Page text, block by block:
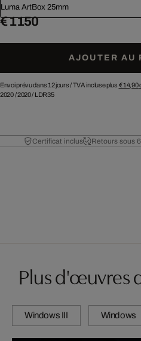
Luma ArtBox 25mm
€ 1 150
AJOUTER AU
Envoi prévu dans 12 jours /TVA incluse plus € 14,90
2020/2020/ LDR35
Certificat inclus Retours sous
Plus d'œuvres
Windows III Windows